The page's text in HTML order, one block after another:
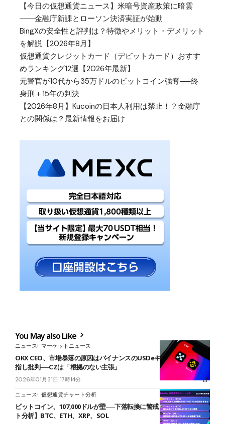
【今日の仮想通貨ニュース】米暗号資産政策に暗雲
――金融庁新課とローソン決済実証が始動
BingXの安全性と評判は？特徴やメリット・デメリット
を解説【2026年8月】
仮想通貨クレジットカード（デビットカード）おすす
めランキング12選【2026年最新】
元警官が10代から35万ドルのビットコイン強奪──終
身刑＋15年の判決
【2026年8月】Kucoinの日本人利用は禁止！？金融庁
との関係は？最新情報をお届け
You May also Like
ニュース マーケットニュース
OKX CEO、市場暴落の原因はバイナンスのUSDeキャンペーンと名
指し批判──CZは「根拠のない主張」
2026年01月31日 17時14分
ニュース 仮想通貨チャート分析
ビットコイン、107,000ドルが壁──下落転換に警戒【仮想通貨チャー
ト分析】BTC、ETH、XRP、SOL